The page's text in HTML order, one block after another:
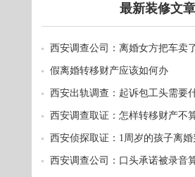
最新装修文章
西安调查公司：离婚女方把车卖
假离婚转移财产应该如何办
西安出轨调查：起诉包工头需要
西安调查取证：怎样转移财产不
西安侦探取证：1周岁的孩子离
西安调查公司：口头承诺被录音